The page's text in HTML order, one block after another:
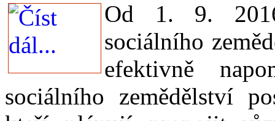
Od 1. 9.
sociálního
efektivně
sociálního zemědělství